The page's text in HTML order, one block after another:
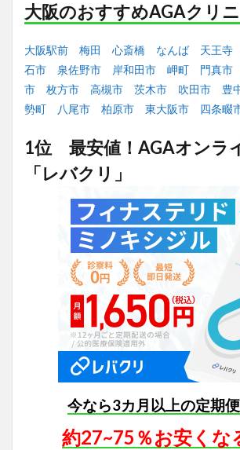
大阪のおすすめAGAクリ
大阪駅前 梅田 心斎橋 なんば 天王寺
石市
泉佐野市 岸和田市 岬町 門真市
市
枚方市 高槻市 茨木市 吹田市 豊
勢町
八尾市 柏原市 東大阪市 四条畷
1位 最安値！AGAオンラ
「レバクリ」
今なら3カ月以上の定期
約27~75％お安くな